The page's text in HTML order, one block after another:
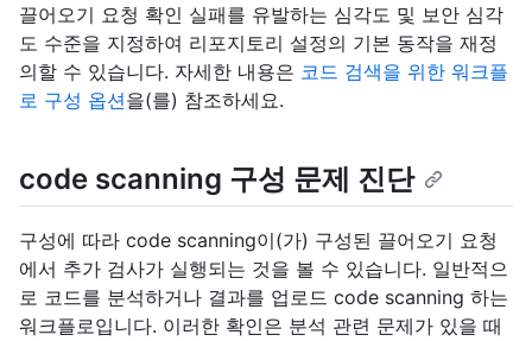
끌어오기 요청 확인 실패를 유발하는 심각도 및 보안 심각
도 수준을 지정하여 리포지토리 설정의 기본 동작을 재정
의할 수 있습니다. 자세한 내용은 코드 검색을 위한 워크플
로 구성 옵션을(를) 참조하세요.
code scanning 구성 문제 진단
구성에 따라 code scanning이(가) 구성된 끌어오기 요청
에서 추가 검사가 실행되는 것을 볼 수 있습니다. 일반적으
로 코드를 분석하거나 결과를 업로드 code scanning 하는
워크플로입니다. 이러한 확인은 분석 관련 문제가 있을 때